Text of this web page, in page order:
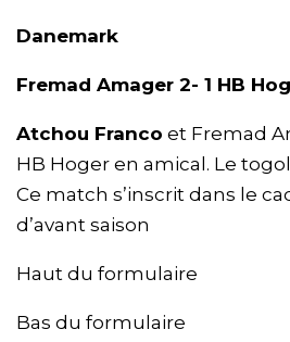
Danemark
Fremad Amager 2- 1 HB
Atchou Franco et Fremad
HB Hoger en amical. Le
Ce match s’inscrit dans le
d’avant saison
Haut du formulaire
Bas du formulaire